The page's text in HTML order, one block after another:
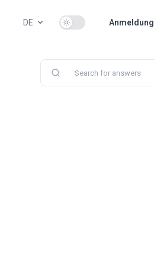
DE Use setting Anmeldung